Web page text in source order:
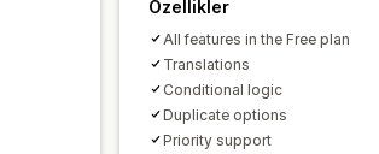
Özellikler
All features in the Free plan
Translations
Conditional logic
Duplicate options
Priority support